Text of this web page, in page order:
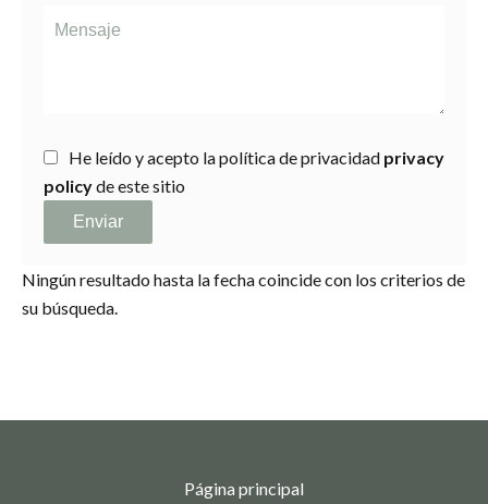
Ningún resultado hasta la fecha coincide con los criterios de
su búsqueda.
He leído y acepto la política de privacidad privacy
policyde este sitio
Enviar
Página principal